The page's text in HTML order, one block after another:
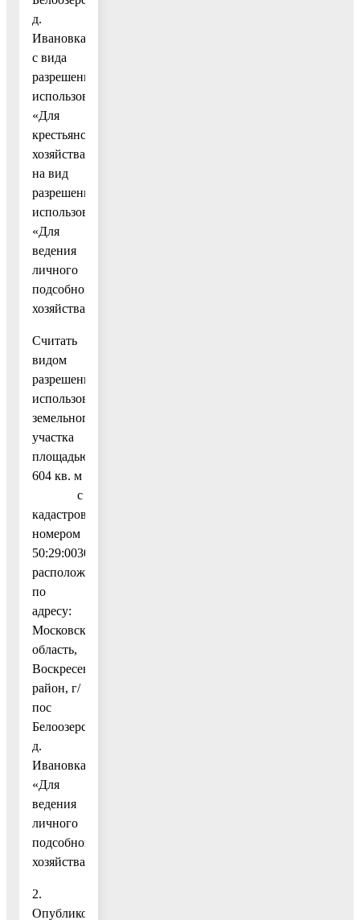
д.
Ивановка,
с вида
разрешенного
использования
«Для
крестьянского
хозяйства»
на вид
разрешенного
использования
«Для
ведения
личного
подсобного
хозяйства».
Считать
видом
разрешенного
использования
земельного
участка
площадью
604 кв. м
с
кадастровым
номером
50:29:0030211:184,
расположенного
по
адресу:
Московская
область,
Воскресенский
район, г/
пос
Белоозерский,
д.
Ивановка,
«Для
ведения
личного
подсобного
хозяйства».
2.
Опубликовать